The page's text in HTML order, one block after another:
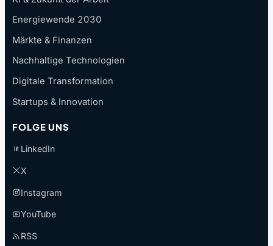
Energiewende 2030
Märkte & Finanzen
Nachhaltige Technologien
Digitale Transformation
Startups & Innovation
FOLGE UNS
LinkedIn
X
Instagram
YouTube
RSS